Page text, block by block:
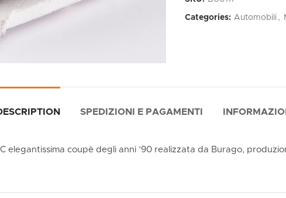
Categories: Automobili ,
SPEDIZIONI E PAGAMENTI
elegantissima coupè degli anni ’90 realizzata da Burago,